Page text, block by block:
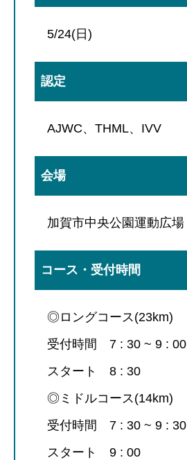
5/24(日)
認定
AJWC、THML、IVV
会場
加賀市中央公園運動広場
コース・受付時間
◎ロングコース(23km)
受付時間 7 : 30 ~ 9 : 00
スタート 8 : 30
◎ミドルコース(14km)
受付時間 7 : 30 ~ 9 : 30
スタート 9 : 00